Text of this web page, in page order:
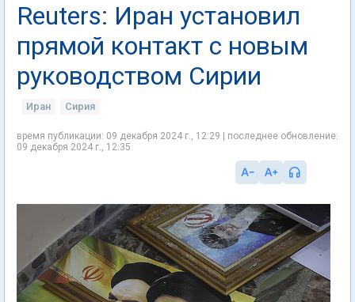
Reuters: Иран установил
прямой контакт с новым
руководством Сирии
Иран Сирия
время публикации: 09 декабря 2024 г., 12:29 | последнее обновление:
09 декабря 2024 г., 12:35